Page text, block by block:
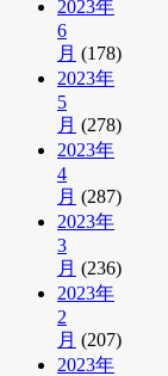
2023年
6
月 (178)
2023年
5
月 (278)
2023年
4
月 (287)
2023年
3
月 (236)
2023年
2
月 (207)
2023年